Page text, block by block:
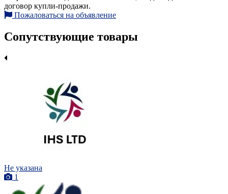
договор купли-продажи.
Пожаловаться на объявление
Сопутствующие товары
Не указана
1